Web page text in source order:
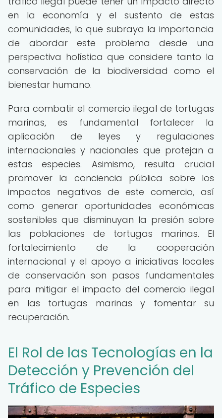
en la economía y el sustento de estas
comunidades, lo que subraya la importancia
de abordar este problema desde una
perspectiva holística que considere tanto la
conservación de la biodiversidad como el
bienestar humano.
Para combatir el comercio ilegal de tortugas
marinas, es fundamental fortalecer la
aplicación de leyes y regulaciones
internacionales y nacionales que protejan a
estas especies. Asimismo, resulta crucial
promover la conciencia pública sobre los
impactos negativos de este comercio, así
como generar oportunidades económicas
sostenibles que disminuyan la presión sobre
las poblaciones de tortugas marinas. El
fortalecimiento de la cooperación
internacional y el apoyo a iniciativas locales
de conservación son pasos fundamentales
para mitigar el impacto del comercio ilegal
en las tortugas marinas y fomentar su
recuperación.
El Rol de las Tecnologías en la
Detección y Prevención del
Tráfico de Especies